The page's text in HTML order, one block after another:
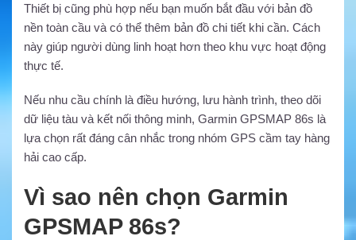
Thiết bị cũng phù hợp nếu bạn muốn bắt đầu với bản đồ
nền toàn cầu và có thể thêm bản đồ chi tiết khi cần. Cách
này giúp người dùng linh hoạt hơn theo khu vực hoạt động
thực tế.
Nếu nhu cầu chính là điều hướng, lưu hành trình, theo dõi
dữ liệu tàu và kết nối thông minh, Garmin GPSMAP 86s là
lựa chọn rất đáng cân nhắc trong nhóm GPS cầm tay hàng
hải cao cấp.
Vì sao nên chọn Garmin
GPSMAP 86s?